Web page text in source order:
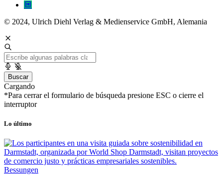
© 2024, Ulrich Diehl Verlag & Medienservice GmbH, Alemania
Buscar
Cargando
*Para cerrar el formulario de búsqueda presione ESC o cierre el
interruptor
Lo último
Bessungen